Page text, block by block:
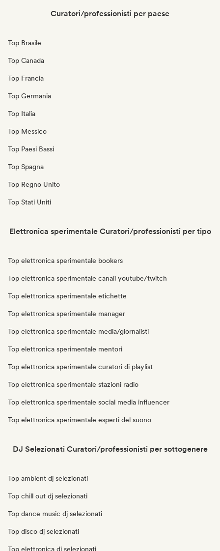
Curatori/professionisti per paese
Top Brasile
Top Canada
Top Francia
Top Germania
Top Italia
Top Messico
Top Paesi Bassi
Top Spagna
Top Regno Unito
Top Stati Uniti
Elettronica sperimentale Curatori/professionisti per tipo
Top elettronica sperimentale bookers
Top elettronica sperimentale canali youtube/twitch
Top elettronica sperimentale etichette
Top elettronica sperimentale manager
Top elettronica sperimentale media/giornalisti
Top elettronica sperimentale mentori
Top elettronica sperimentale curatori di playlist
Top elettronica sperimentale stazioni radio
Top elettronica sperimentale social media influencer
Top elettronica sperimentale esperti del suono
DJ Selezionati Curatori/professionisti per sottogenere
Top ambient dj selezionati
Top chill out dj selezionati
Top dance music dj selezionati
Top disco dj selezionati
Top elettronica dj selezionati